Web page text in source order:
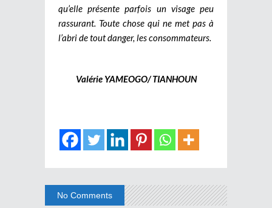
qu’elle présente parfois un visage peu
rassurant. Toute chose qui ne met pas à
l’abri de tout danger, les consommateurs.
Valérie YAMEOGO/ TIANHOUN
No Comments